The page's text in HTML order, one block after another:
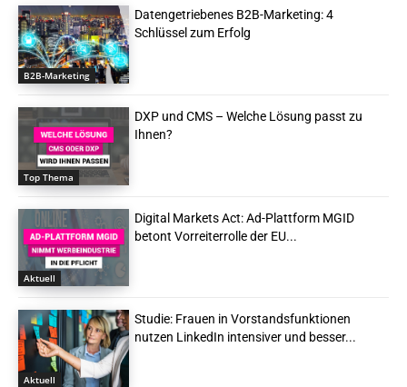
B2B-Marketing
Datengetriebenes B2B-Marketing: 4
Schlüssel zum Erfolg
Top Thema
DXP und CMS – Welche Lösung passt zu
Ihnen?
Aktuell
Digital Markets Act: Ad-Plattform MGID
betont Vorreiterrolle der EU...
Aktuell
Studie: Frauen in Vorstandsfunktionen
nutzen LinkedIn intensiver und besser...